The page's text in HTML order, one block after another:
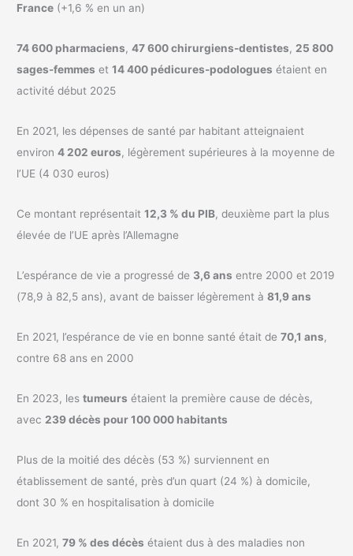
France (+1,6 % en un an)
74 600 pharmaciens,47 600 chirurgiens-dentistes, 25 800
sages-femmes et14 400 pédicures-podologues étaient en
activité début 2025
En 2021, les dépenses de santé par habitant atteignaient
environ4 202 euros, légèrement supérieures à la moyenne de
l’UE (4 030 euros)
Ce montant représentait12,3 % du PIB, deuxième part la plus
élevée de l’UE après l’Allemagne
L’espérance de vie a progressé de 3,6 ans entre 2000 et 2019
(78,9 à 82,5 ans), avant de baisser légèrement à81,9 ans
En 2021, l’espérance de vie en bonne santé était de70,1 ans,
contre 68 ans en 2000
En 2023, lestumeurs étaient la première cause de décès,
avec 239 décès pour 100 000 habitants
Plus de la moitié des décès (53 %) surviennent en
établissement de santé, près d’un quart (24 %) à domicile,
dont 30 % en hospitalisation à domicile
En 2021,79 % des décès étaient dus à des maladies non